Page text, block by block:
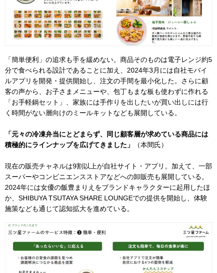
「簡単便利」の追求も手を緩めない。商品そのものは電子レンジ約5
分で食べられる設計であることに加え、2024年3月には自社モバイ
ルアプリを開発・提供開始し、注文の手間を最小化した。さらに顧
客の声から、お子さまメニューや、包丁もまな板も使わずに作れる
「お手軽鍋セット」、家族には手作りを出したいが買い出しには行
く時間がない層向けのミールキットなども展開している。
「元々の冷凍弁当にとどまらず、同じ顧客層が求めている商品には
積極的にラインナップを広げてきました」
（本間氏）
現在の販売チャネルは9割以上が自社サイト・アプリ。加えて、一部
スーパーやコンビニエンスストアなどへの卸販売も展開している。
2024年には女優の飯豊まりえをブランドキャラクターに起用したほ
か、SHIBUYA TSUTAYA SHARE LOUNGEでの提供を開始し、体験
施策なども通じて認知拡大を進めている。